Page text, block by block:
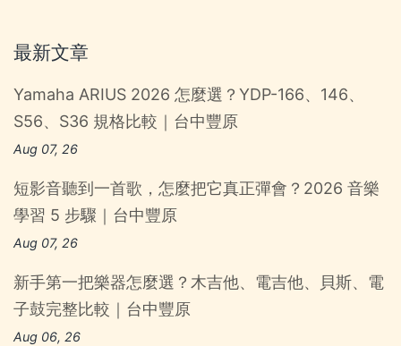
最新文章
Yamaha ARIUS 2026 怎麼選？YDP-166、146、
S56、S36 規格比較｜台中豐原
Aug 07, 26
短影音聽到一首歌，怎麼把它真正彈會？2026 音樂
學習 5 步驟｜台中豐原
Aug 07, 26
新手第一把樂器怎麼選？木吉他、電吉他、貝斯、電
子鼓完整比較｜台中豐原
Aug 06, 26